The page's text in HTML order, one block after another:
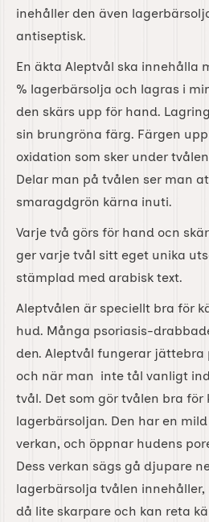
inehåller den även
antiseptisk.
En äkta Aleptvål ska innehålla
% lagerbärsolja och lagras i
den skärs upp för hand.
sin brungröna färg. Färgen
oxidation som sker under
Delar man på tvålen ser man
smaragdgrön kärna inuti.
Varje två görs för hand ocn
ger varje tvål sitt eget unika
stämplad med arabisk text.
Aleptvålen är speciellt bra för
hud. Många psoriasis-
den. Aleptvål fungerar jättebra
och när man inte tål vanligt
tvål. Det som gör tvålen bra för
lagerbärsoljan. Den har en
verkan, och öppnar hudens
Dess verkan sägs gå djupare
lagerbärsolja tvålen
då lite skarpare och kan reta